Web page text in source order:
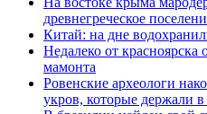
древнегреческое
Китай: на дне
Недалеко от
мамонта
Ровенские археологи
укров, которые держали